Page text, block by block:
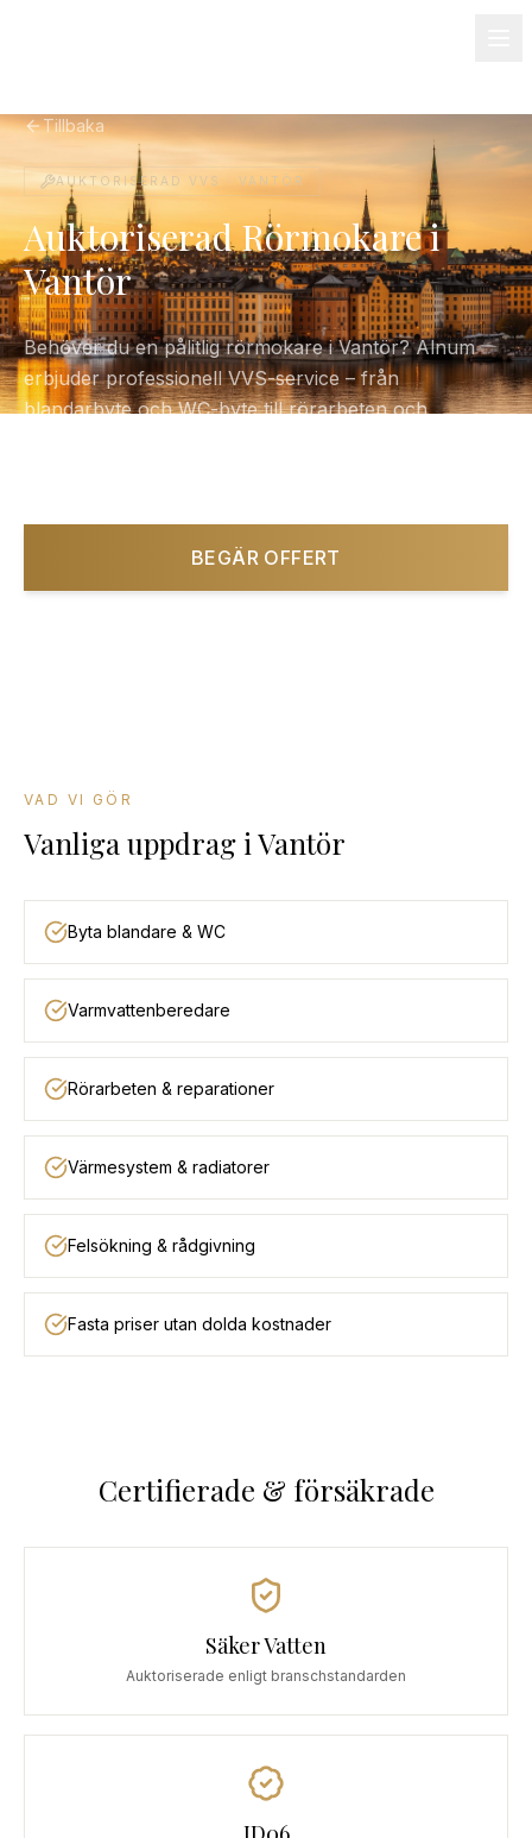
Tillbaka
AUKTORISERAD VVS · VANTÖR
Auktoriserad Rörmokare i
Vantör
Behöver du en pålitlig rörmokare i Vantör? Alnum
erbjuder professionell VVS-service – från
blandarbyte och WC-byte till rörarbeten och
BEGÄR OFFERT
VAD VI GÖR
Vanliga uppdrag iVantör
Byta blandare & WC
Varmvattenberedare
Rörarbeten & reparationer
Värmesystem & radiatorer
Felsökning & rådgivning
Fasta priser utan dolda kostnader
Certifierade & försäkrade
Säker Vatten
Auktoriserade enligt branschstandarden